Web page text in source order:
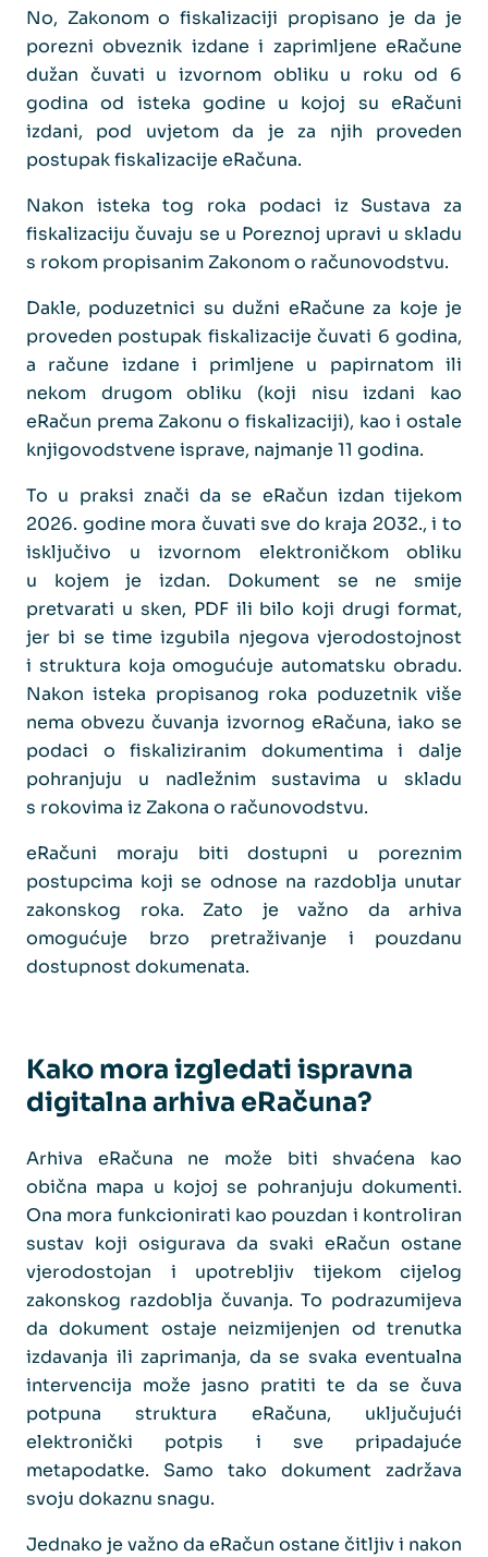
No, Zakonom o fiskalizaciji propisano je da je
porezni obveznik izdane i zaprimljene eRačune
dužan čuvati u izvornom obliku u roku od 6
godina od isteka godine u kojoj su eRačuni
izdani, pod uvjetom da je za njih proveden
postupak fiskalizacije eRačuna.
Nakon isteka tog roka podaci iz Sustava za
fiskalizaciju čuvaju se u Poreznoj upravi u skladu
s rokom propisanim Zakonom o računovodstvu.
Dakle, poduzetnici su dužni eRačune za koje je
proveden postupak fiskalizacije čuvati 6 godina,
a račune izdane i primljene u papirnatom ili
nekom drugom obliku (koji nisu izdani kao
eRačun prema Zakonu o fiskalizaciji), kao i ostale
knjigovodstvene isprave, najmanje 11 godina.
To u praksi znači da se eRačun izdan tijekom
2026. godine mora čuvati sve do kraja 2032., i to
isključivo u izvornom elektroničkom obliku
u kojem je izdan. Dokument se ne smije
pretvarati u sken, PDF ili bilo koji drugi format,
jer bi se time izgubila njegova vjerodostojnost
i struktura koja omogućuje automatsku obradu.
Nakon isteka propisanog roka poduzetnik više
nema obvezu čuvanja izvornog eRačuna, iako se
podaci o fiskaliziranim dokumentima i dalje
pohranjuju u nadležnim sustavima u skladu
s rokovima iz Zakona o računovodstvu.
eRačuni moraju biti dostupni u poreznim
postupcima koji se odnose na razdoblja unutar
zakonskog roka. Zato je važno da arhiva
omogućuje brzo pretraživanje i pouzdanu
dostupnost dokumenata.
Kako mora izgledati ispravna
digitalna arhiva eRačuna?
Arhiva eRačuna ne može biti shvaćena kao
obična mapa u kojoj se pohranjuju dokumenti.
Ona mora funkcionirati kao pouzdan i kontroliran
sustav koji osigurava da svaki eRačun ostane
vjerodostojan i upotrebljiv tijekom cijelog
zakonskog razdoblja čuvanja. To podrazumijeva
da dokument ostaje neizmijenjen od trenutka
izdavanja ili zaprimanja, da se svaka eventualna
intervencija može jasno pratiti te da se čuva
potpuna struktura eRačuna, uključujući
elektronički potpis i sve pripadajuće
metapodatke. Samo tako dokument zadržava
svoju dokaznu snagu.
Jednako je važno da eRačun ostane čitljiv i nakon